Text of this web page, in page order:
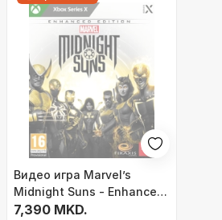
Видео игра Marvel’s
Midnight Suns - Enhanced
Edition (Xbox Series X)
7,390 MKD.